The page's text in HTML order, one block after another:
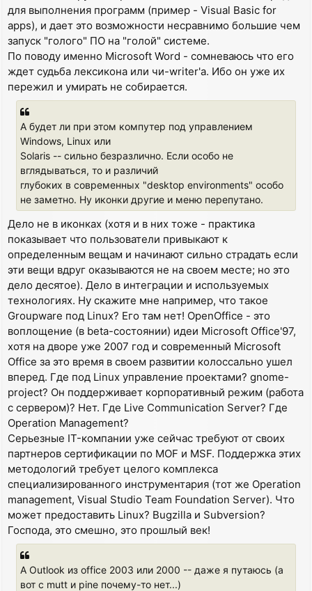
для выполнения программ (пример - Visual Basic for
apps), и дает это возможности несравнимо большие чем
запуск "голого" ПО на "голой" системе.
По поводу именно Microsoft Word - сомневаюсь что его
ждет судьба лексикона или чи-writer'а. Ибо он уже их
пережил и умирать не собирается.
А будет ли при этом компутер под управлением
Windows, Linux или
Solaris -- сильно безразлично. Если особо не
вглядываться, то и различий
глубоких в современных "desktop environments" особо
не заметно. Ну иконки другие и меню перепутано.
Дело не в иконках (хотя и в них тоже - практика
показывает что пользователи привыкают к
определенным вещам и начинают сильно страдать если
эти вещи вдруг оказываются не на своем месте; но это
дело десятое). Дело в интеграции и используемых
технологиях. Ну скажите мне например, что такое
Groupware под Linux? Его там нет! OpenOffice - это
воплощение (в beta-состоянии) идеи Microsoft Office'97,
хотя на дворе уже 2007 год и современный Microsoft
Office за это время в своем развитии колоссально ушел
вперед. Где под Linux управление проектами? gnome-
project? Он поддерживает корпоративный режим (работа
с сервером)? Нет. Где Live Communication Server? Где
Operation Management?
Серьезные IT-компании уже сейчас требуют от своих
партнеров сертификации по MOF и MSF. Поддержка этих
методологий требует целого комплекса
специализированного инструментария (тот же Operation
management, Visual Studio Team Foundation Server). Что
может предоставить Linux? Bugzilla и Subversion?
Господа, это смешно, это прошлый век!
А Outlook из office 2003 или 2000 -- даже я путаюсь (а
вот с mutt и pine почему-то нет...)